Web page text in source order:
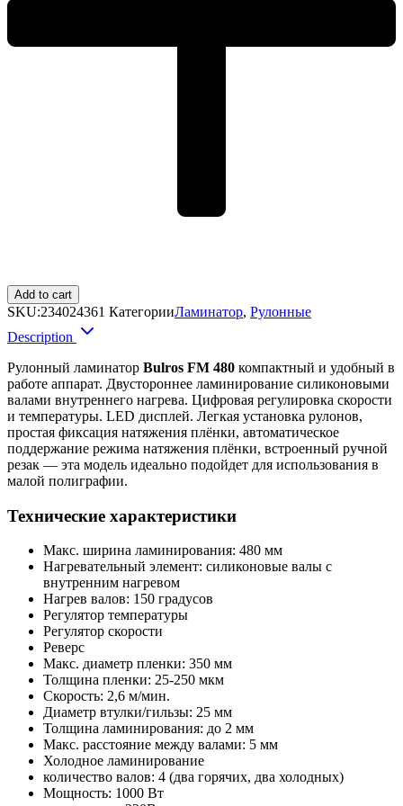
Add to cart
SKU:234024361 КатегорииЛаминатор, Рулонные
Description
Рулонный ламинатор Bulros FM 480 компактный и удобный в
работе аппарат. Двустороннее ламинирование силиконовыми
валами внутреннего нагрева. Цифровая регулировка скорости
и температуры. LED дисплей. Легкая установка рулонов,
простая фиксация натяжения плёнки, автоматическое
поддержание режима натяжения плёнки, встроенный ручной
резак — эта модель идеально подойдет для использования в
малой полиграфии.
Технические характеристики
Макс. ширина ламинирования: 480 мм
Нагревательный элемент: силиконовые валы с
внутренним нагревом
Нагрев валов: 150 градусов
Регулятор температуры
Регулятор скорости
Реверс
Макс. диаметр пленки: 350 мм
Толщина пленки: 25-250 мкм
Скорость: 2,6 м/мин.
Диаметр втулки/гильзы: 25 мм
Толщина ламинирования: до 2 мм
Макс. расстояние между валами: 5 мм
Холодное ламинирование
количество валов: 4 (два горячих, два холодных)
Мощность: 1000 Вт